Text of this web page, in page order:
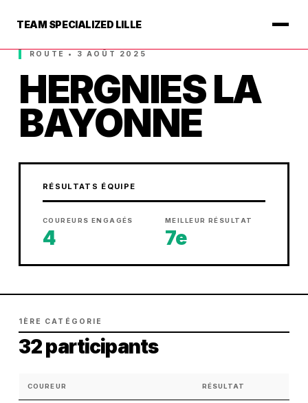
TEAM SPECIALIZED LILLE
ROUTE • 3 AOÛT 2025
HERGNIES LA
BAYONNE
RÉSULTATS ÉQUIPE
COUREURS ENGAGÉS
4
MEILLEUR RÉSULTAT
7e
1ÈRE CATÉGORIE
32 participants
COUREUR RÉSULTAT